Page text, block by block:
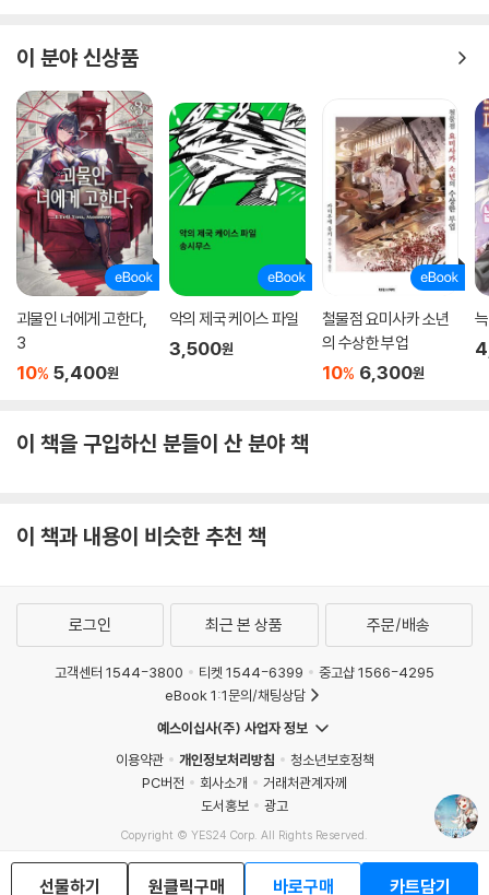
이 분야 신상품
괴물인 너에게 고한다,
3
10% 5,400원
악의 제국 케이스 파일
3,500원
철물점 요미사카 소년
의 수상한 부업
10% 6,300원
이 책을 구입하신 분들이 산 분야 책
이 책과 내용이 비슷한 추천 책
선물하기 원클릭구매 바로구매 카트담기
로그인 최근 본 상품 주문/배송
고객센터 1544-3800 티켓 1544-6399
중고샵 1566-4295
eBook 1:1문의/채팅상담
예스이십사(주) 사업자 정보
이용약관
개인정보처리방침
청소년보호정책
PC버전
회사소개
거래처관계자께
도서홍보
광고
Copyright © YES24 Corp. All Rights Reserved.